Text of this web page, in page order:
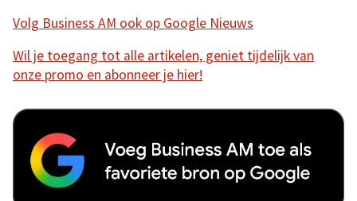
Volg Business AM ook op Google Nieuws
Wil je toegang tot alle artikelen, geniet tijdelijk van
onze promo en abonneer je hier!